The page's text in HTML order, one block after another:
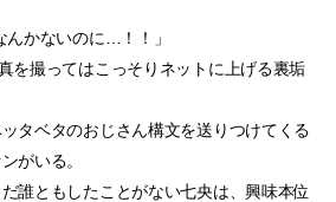
んかないのに…！！」
を撮ってはこっそりネットに上げる裏垢
タベタのおじさん構文を送りつけてくる
がいる。
誰ともしたことがない七央は、興味本位